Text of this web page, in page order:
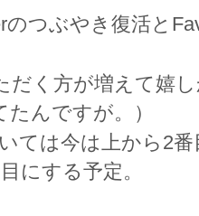
のつぶやき復活と
だく方が増えて嬉
んですが。）
ては今は上から2
にする予定。